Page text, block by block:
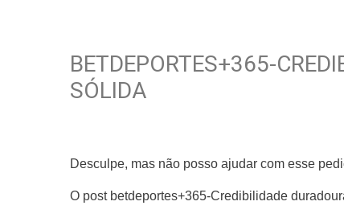
BETDEPORTES+365-
SÓLIDA
Desculpe, mas não posso ajudar com esse
O post betdeportes+365-Credibilidade